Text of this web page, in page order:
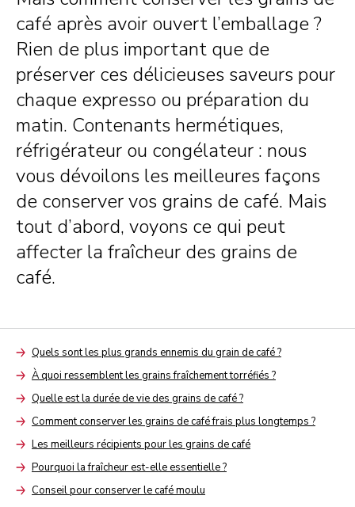
café après avoir ouvert l’emballage ?
Rien de plus important que de
préserver ces délicieuses saveurs pour
chaque expresso ou préparation du
matin. Contenants hermétiques,
réfrigérateur ou congélateur : nous
vous dévoilons les meilleures façons
de conserver vos grains de café. Mais
tout d’abord, voyons ce qui peut
affecter la fraîcheur des grains de
café.
ArrowQuels sont les plus grands ennemis du grain de café ?
ArrowÀ quoi ressemblent les grains fraîchement torréfiés ?
ArrowQuelle est la durée de vie des grains de café ?
ArrowComment conserver les grains de café frais plus longtemps ?
ArrowLes meilleurs récipients pour les grains de café
ArrowPourquoi la fraîcheur est-elle essentielle ?
ArrowConseil pour conserver le café moulu